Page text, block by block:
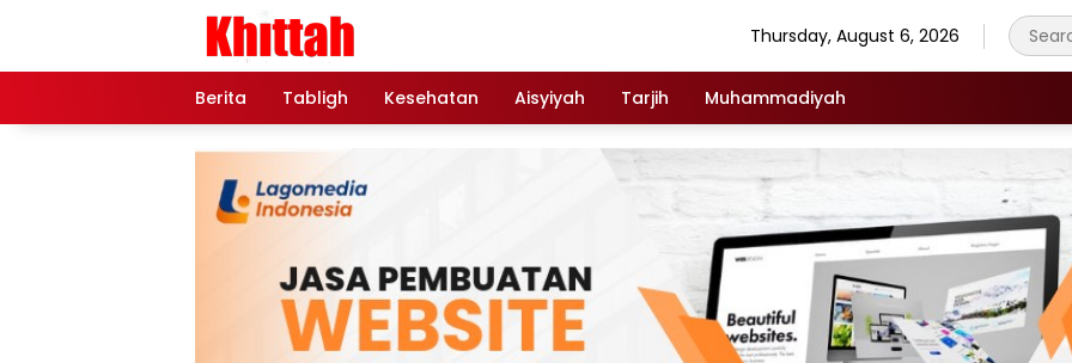
Thursday, August 6, 2026
Berita Tabligh Kesehatan Aisyiyah Tarjih Muhammadiyah